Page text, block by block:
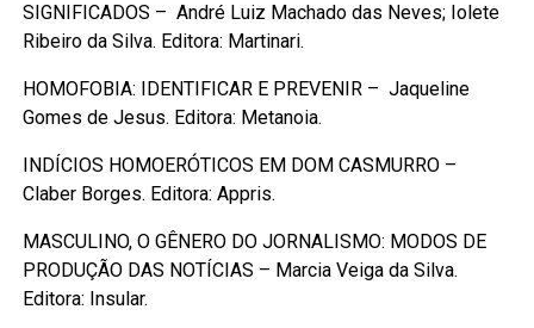
SIGNIFICADOS – André Luiz Machado das Neves; Iolete
Ribeiro da Silva. Editora: Martinari.
HOMOFOBIA: IDENTIFICAR E PREVENIR – Jaqueline
Gomes de Jesus. Editora: Metanoia.
INDÍCIOS HOMOERÓTICOS EM DOM CASMURRO –
Claber Borges. Editora: Appris.
MASCULINO, O GÊNERO DO JORNALISMO: MODOS DE
PRODUÇÃO DAS NOTÍCIAS – Marcia Veiga da Silva.
Editora: Insular.